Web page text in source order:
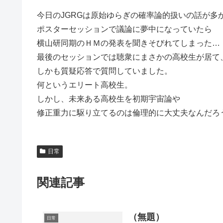
今日のJGRGは原始ゆらぎの確率論的扱いの話が多
ポスターセッションで議論に夢中になっていたら
横山研同期のＨＭの発表を聞きそびれてしまった…
最後のセッションでは聴衆にまさかの高校生が居て
しかも質疑応答で質問していました。
何というエリート高校生。
しかし、未来ある高校生を初期宇宙論や
修正重力に駆り立てるのは倫理的に大丈夫なんだろ
日常
関連記事
日常 （無題）